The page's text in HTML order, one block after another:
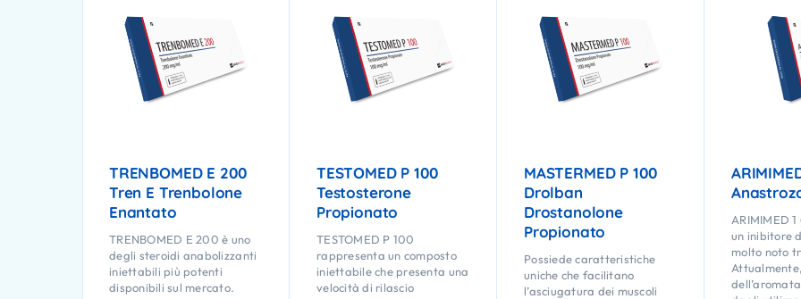
TRENBOMED E 200
Tren E Trenbolone
Enantato
TRENBOMED E 200 è uno
degli steroidi anabolizzanti
iniettabili più potenti
disponibili sul mercato.
TESTOMED P 100
Testosterone
Propionato
TESTOMED P 100
rappresenta un composto
iniettabile che presenta una
velocità di rilascio
MASTERMED P 100
Drolban
Drostanolone
Propionato
Possiede caratteristiche
uniche che facilitano
l’asciugatura dei muscoli
ARIMIMED
un inibitore
molto noto